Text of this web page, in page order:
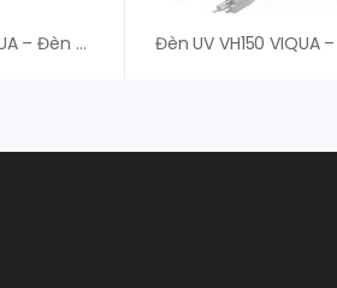
Đèn UV VP600 VIQUA – Đèn UV Diệt Khuẩn – Giá Tốt